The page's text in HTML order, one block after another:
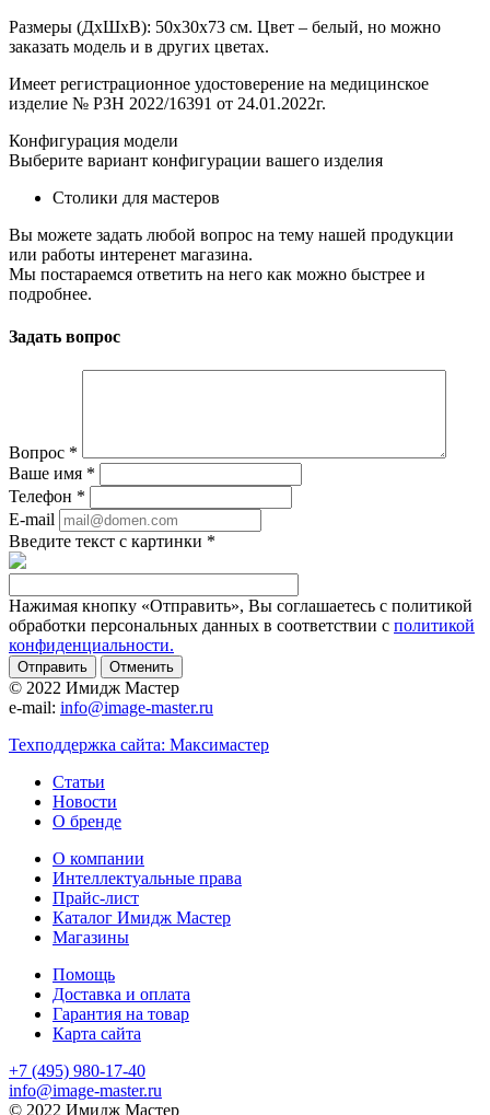
Размеры (ДхШхВ): 50х30х73 см. Цвет – белый, но можно
заказать модель и в других цветах.
Имеет регистрационное удостоверение на медицинское
изделие № РЗН 2022/16391 от 24.01.2022г.
Конфигурация модели
Выберите вариант конфигурации вашего изделия
Столики для мастеров
Вы можете задать любой вопрос на тему нашей продукции
или работы интеренет магазина.
Мы постараемся ответить на него как можно быстрее и
подробнее.
Задать вопрос
Вопрос *
Ваше имя *
Телефон *
E-mail
Введите текст с картинки *
Нажимая кнопку «Отправить», Вы соглашаетесь с политикой
обработки персональных данных в соответствии с политикой
конфиденциальности.
Отменить
© 2022 Имидж Мастер
e-mail: info@image-master.ru
Техподдержка сайта: Максимастер
Статьи
Новости
О бренде
О компании
Интеллектуальные права
Прайс-лист
Каталог Имидж Мастер
Магазины
Помощь
Доставка и оплата
Гарантия на товар
Карта сайта
+7 (495) 980-17-40
info@image-master.ru
© 2022 Имидж Мастер